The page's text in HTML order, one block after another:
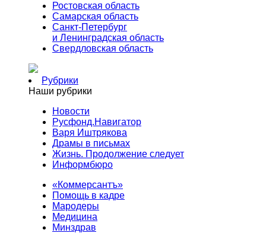
Ростовская область
Самарская область
Санкт-Петербург
и Ленинградская область
Свердловская область
Рубрики
Наши рубрики
Новости
Русфонд.Навигатор
Варя Иштрякова
Драмы в письмах
Жизнь. Продолжение следует
Информбюро
«Коммерсантъ»
Помощь в кадре
Мародеры
Медицина
Минздрав